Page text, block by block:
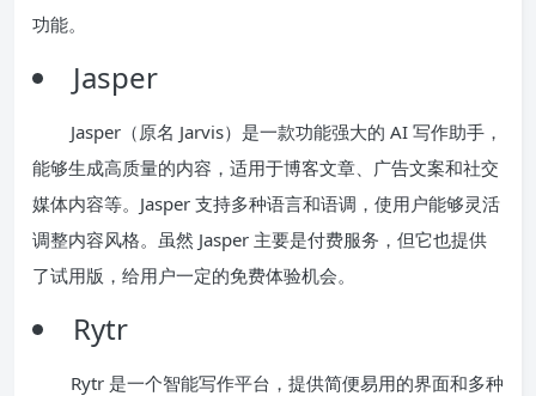
功能。
Jasper
Jasper（原名 Jarvis）是一款功能强大的 AI 写作助手，
能够生成高质量的内容，适用于博客文章、广告文案和社交
媒体内容等。Jasper 支持多种语言和语调，使用户能够灵活
调整内容风格。虽然 Jasper 主要是付费服务，但它也提供
了试用版，给用户一定的免费体验机会。
Rytr
Rytr 是一个智能写作平台，提供简便易用的界面和多种